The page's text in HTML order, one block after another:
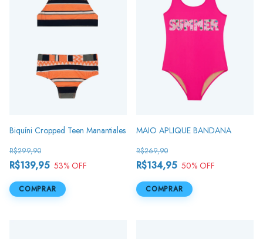
Biquíni Cropped Teen Manantiales
R$139,95
R$299,90
53% OFF
COMPRAR
MAIO APLIQUE BANDANA
R$134,95
R$269,90
50% OFF
COMPRAR